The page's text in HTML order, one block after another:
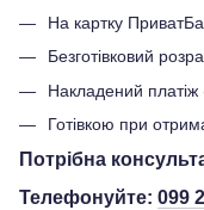
На картку
Безготівковий
Накладений
Готівкою при
Потрібна
Телефонуйте: 099